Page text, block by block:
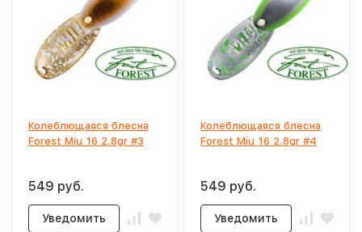
Колеблющаяся блесна
Forest Miu 16 2.8gr #3
549 руб.
Уведомить
Колеблющаяся блесна
Forest Miu 16 2.8gr #4
549 руб.
Уведомить